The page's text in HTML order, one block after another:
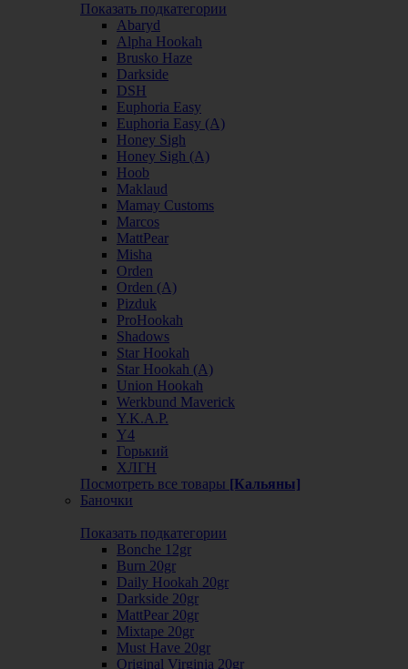
Показать подкатегории
Abaryd
Alpha Hookah
Brusko Haze
Darkside
DSH
Euphoria Easy
Euphoria Easy (А)
Honey Sigh
Honey Sigh (А)
Hoob
Maklaud
Mamay Customs
Marcos
MattPear
Misha
Orden
Orden (А)
Pizduk
ProHookah
Shadows
Star Hookah
Star Hookah (А)
Union Hookah
Werkbund Maverick
Y.K.A.P.
Y4
Горький
ХЛГН
Посмотреть все товары [Кальяны]
Баночки
Показать подкатегории
Bonche 12gr
Burn 20gr
Daily Hookah 20gr
Darkside 20gr
MattPear 20gr
Mixtape 20gr
Must Have 20gr
Original Virginia 20gr